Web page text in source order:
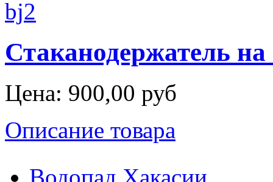
Стаканодержатель
Цена: 900,00 руб
Описание товара
Водопад Хакасии